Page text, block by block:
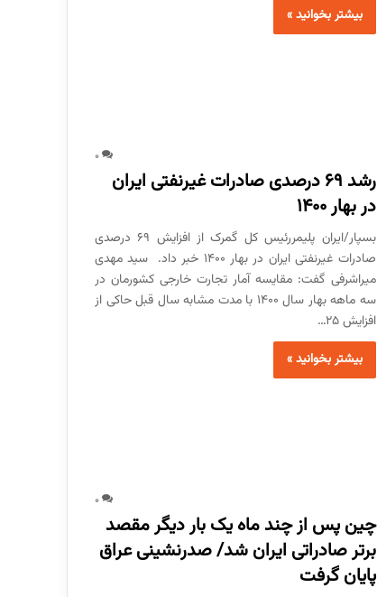
بیشتر بخوانید »
0
رشد ۶۹ درصدی صادرات غیرنفتی ایران
در بهار ۱۴۰۰
بسپار/ایران پلیمررئیس کل گمرک از افزایش ۶۹ درصدی
صادرات غیرنفتی ایران در بهار ۱۴۰۰ خبر داد. سید مهدی
میراشرفی گفت: مقایسه آمار تجارت خارجی کشورمان در
سه ماهه بهار سال ۱۴۰۰ با مدت مشابه سال قبل حاکی از
افزایش ۲۵…
بیشتر بخوانید »
0
چین پس از چند ماه یک بار دیگر مقصد
برتر صادراتی ایران شد/ صدرنشینی عراق
پایان گرفت